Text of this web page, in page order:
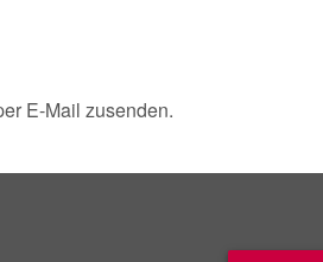
E-Mail zusenden.